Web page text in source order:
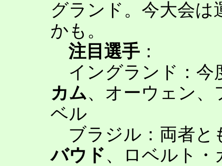
グランド。今大会
かも。
注目選手：
イングランド：今
カム、オーウェン
ベル
ブラジル：両者と
バウド、ロベルト・